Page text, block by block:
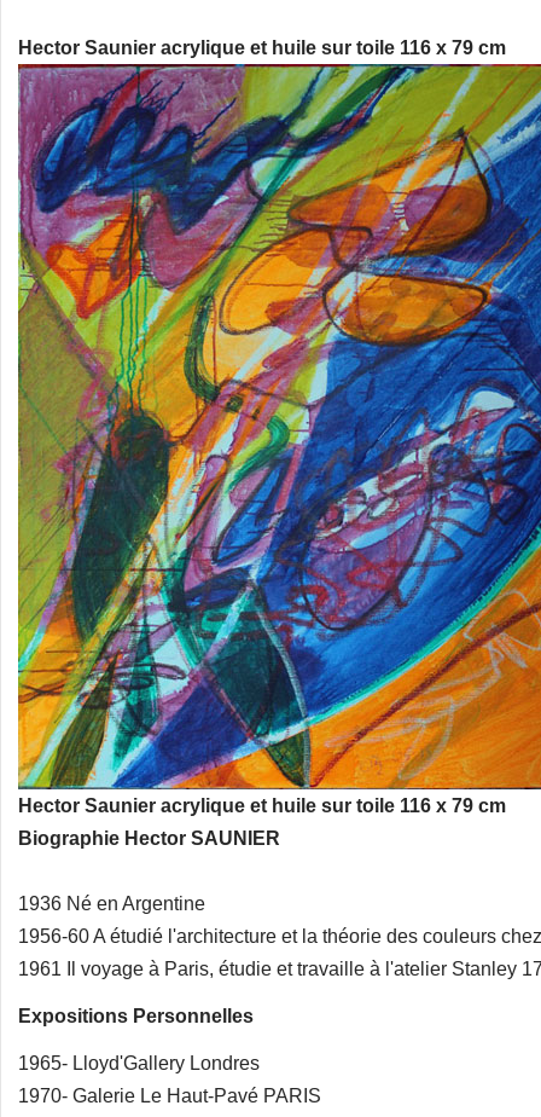
Hector Saunier acrylique et huile sur toile 116 x 79 cm
Hector Saunier acrylique et huile sur toile 116 x 79 cm
Biographie Hector SAUNIER
1936 Né en Argentine
1956-60 A étudié l'architecture et la théorie des couleurs
1961 Il voyage à Paris, étudie et travaille à l'atelier Stanley
Expositions Personnelles
1965- Lloyd'Gallery Londres
1970- Galerie Le Haut-Pavé PARIS